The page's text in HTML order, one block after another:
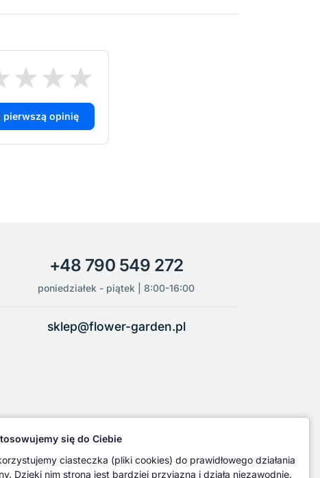
pierwszą opinię
+48 790 549 272
poniedziałek - piątek | 8:00-16:00
sklep@flower-garden.pl
się do Ciebie
ciasteczka (pliki cookies) do prawidłowego działania
Dzięki nim strona jest bardziej przyjazna i działa niezawodnie.